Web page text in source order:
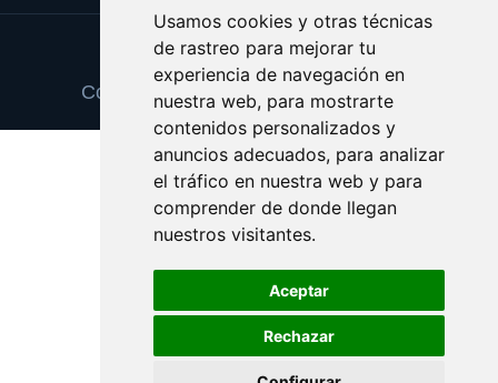
Usamos cookies y otras técnicas
de rastreo para mejorar tu
experiencia de navegación en
nuestra web, para mostrarte
contenidos personalizados y
anuncios adecuados, para analizar
el tráfico en nuestra web y para
comprender de donde llegan
nuestros visitantes.
Aceptar
Rechazar
Update cookies preferences
Copyright © 2025 cheguevara.com.es